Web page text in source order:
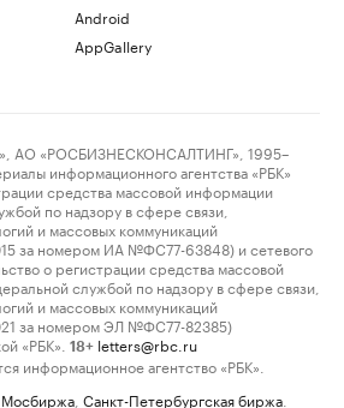
Android
AppGallery
АО «РОСБИЗНЕСКОНСАЛТИНГ», 1995–
информационного агентства «РБК»
средства массовой информации
по надзору в сфере связи,
и массовых коммуникаций
за номером ИА №ФС77-63848) и сетевого
о регистрации средства массовой
службой по надзору в сфере связи,
и массовых коммуникаций
за номером ЭЛ №ФС77-82385)
«РБК».
18+ letters@rbc.ru
информационное агентство «РБК».
Мосбиржа Санкт-Петербургская биржа